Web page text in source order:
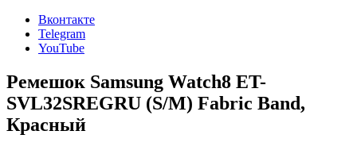
Вконтакте
Telegram
YouTube
Ремешок Samsung Watch8 ET-
SVL32SREGRU (S/M) Fabric Band,
Красный